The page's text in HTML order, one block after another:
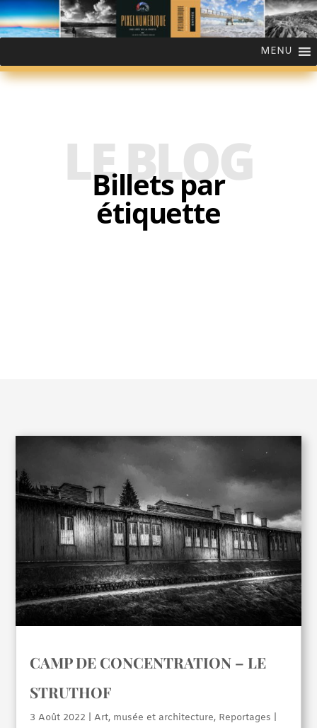
MENU
LE BLOG
Billets par
étiquette
CAMP DE CONCENTRATION – LE
STRUTHOF
3 Août 2022 |Art, musée et architecture, Reportages